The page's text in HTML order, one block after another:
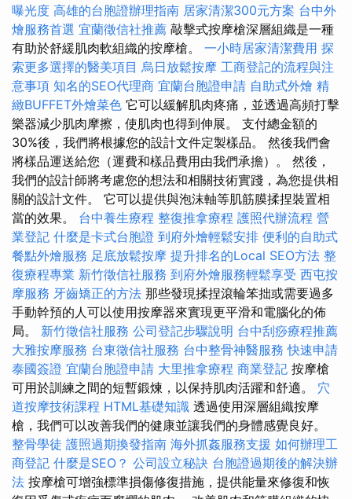
曝光度 高雄的台胞證辦理指南 居家清潔300元方案 台中外
燴服務首選 宜蘭徵信社推薦 敲擊式按摩槍深層組織是一種
有助於舒緩肌肉軟組織的按摩槍。 一小時居家清潔費用 探
索更多選擇的醫美項目 烏日放鬆按摩 工商登記的流程與注
意事項 知名的SEO代理商 宜蘭台胞證申請 自助式外燴 精
緻BUFFET外燴菜色 它可以緩解肌肉疼痛，並透過高頻打擊
樂器減少肌肉摩擦，使肌肉也得到伸展。 支付總金額的
30%後，我們將根據您的設計文件定製樣品。 然後我們會
將樣品運送給您（運費和樣品費用由我們承擔）。 然後，
我們的設計師將考慮您的想法和相關技術實踐，為您提供相
關的設計文件。 它可以提供與泡沫軸等肌筋膜揉捏裝置相
當的效果。 台中養生療程 整復推拿療程 護照代辦流程 營
業登記 什麼是卡式台胞證 到府外燴輕鬆安排 便利的自助式
餐點外燴服務 足底放鬆按摩 提升排名的Local SEO方法 整
復療程專業 新竹徵信社服務 到府外燴服務輕鬆享受 西屯按
摩服務 牙齒矯正的方法 那些發現揉捏滾輪笨拙或需要過多
手動幹預的人可以使用按摩器來實現更平滑和電腦化的佈
局。 新竹徵信社服務 公司登記步驟說明 台中刮痧療程推薦
大雅按摩服務 台東徵信社服務 台中整骨神醫服務快速申請
泰國簽證 宜蘭台胞證申請 大里推拿療程 商業登記 按摩槍
可用於訓練之間的短暫鍛煉，以保持肌肉活躍和舒適。 穴
道按摩技術課程 HTML基礎知識 透過使用深層組織按摩
槍，我們可以改善我們的健康並讓我們的身體感覺良好。
整骨學徒 護照過期換發指南 海外抓姦服務支援 如何辦理工
商登記 什麼是SEO？ 公司設立秘訣 台胞證過期後的解決辦
法 按摩槍可增強標準損傷修復措施，提供能量來修復和恢